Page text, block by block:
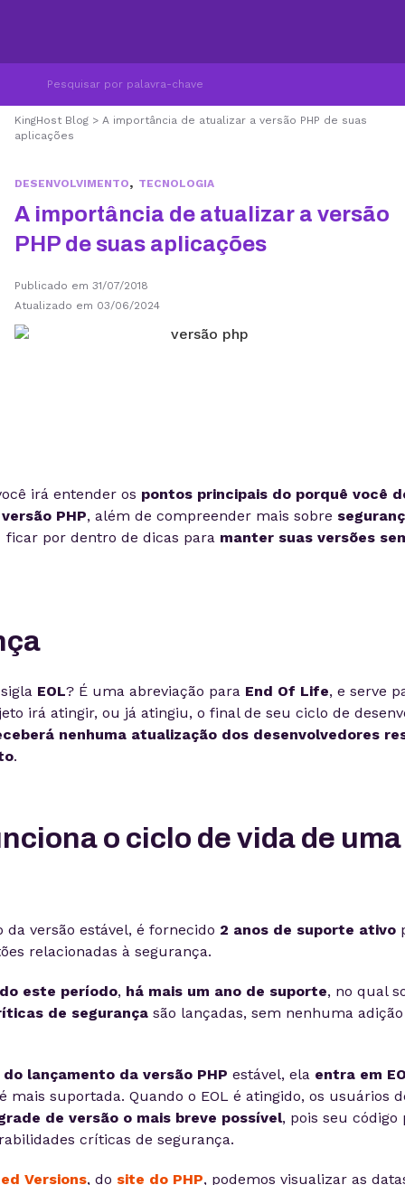
KingHost Blog > A importância de atualizar a versão PHP de suas
aplicações
DESENVOLVIMENTO, TECNOLOGIA
A importância de atualizar a versão
PHP de suas aplicações
Publicado em 31/07/2018
Atualizado em 03/06/2024
irá entender os pontos principais do porquê você
PHP, além de compreender mais sobre
por dentro de dicas para manter suas versões
EOL? É uma abreviação para End Of Life, e serve
irá atingir, ou já atingiu, o final de seu ciclo de
nenhuma atualização dos desenvolvedores
.
o ciclo de vida de
da versão estável, é fornecido 2 anos de suporte ativo
relacionadas à segurança.
este período, há mais um ano de suporte, no qual
de segurança são lançadas, sem nenhuma
lançamento da versão PHP estável, ela entra em
mais suportada. Quando o EOL é atingido, os usuários
de versão o mais breve possível, pois seu código
críticas de segurança.
Versions, do site do PHP, podemos visualizar as